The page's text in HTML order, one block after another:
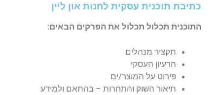
כתיבת תוכנית עסקית לחנות און ליין
התוכנית תכלול תכלול את הפרקים הבאים:
תקציר מנהלים
הרעיון העסקי
פירוט על המוצר/ים
תיאור השוק והתחרות – בהתאם ולמידע